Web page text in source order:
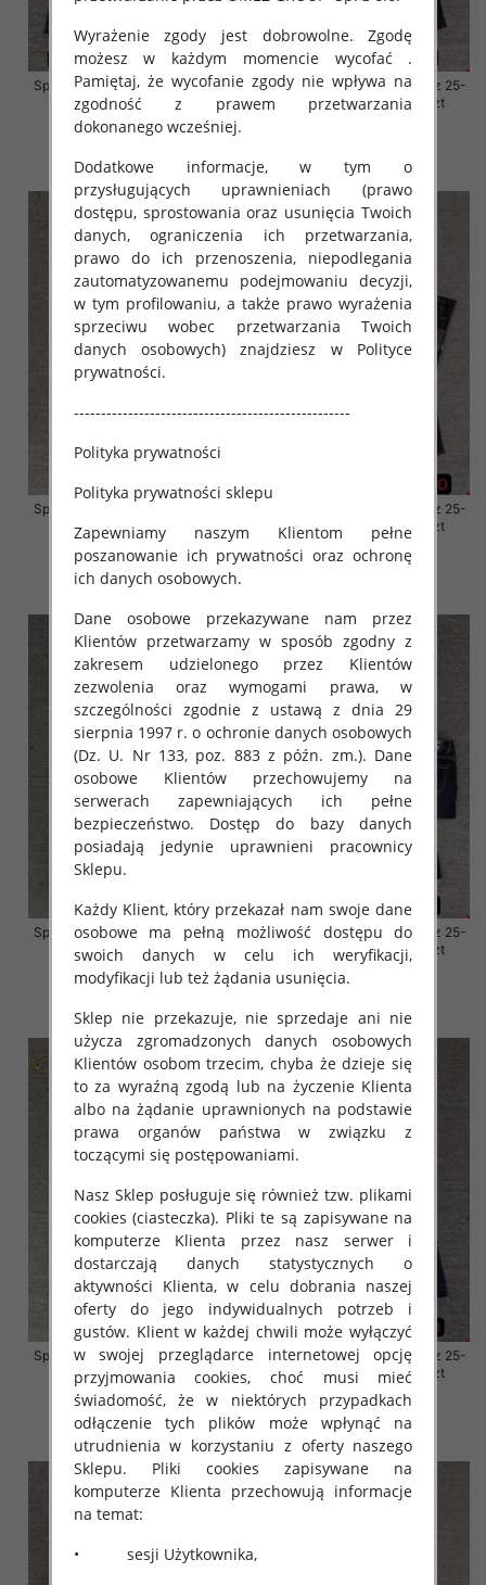
Spodnie damskie jeansy Roz 25-
30, 1 Kolor Paczka 10 szt
61.00 zł
szczegóły
Spodnie damskie jeansy Roz 25-
30, 1 Kolor Paczka 10 szt
szczegóły
Spodnie damskie jeansy Roz 25-
30, 1 Kolor Paczka 10 szt
61.00 zł
szczegóły
Spodnie damskie jeansy Roz 25-
30, 1 Kolor Paczka 10 szt
61.00 zł
Spodnie damskie jeansy Roz 25-
30, 1 Kolor Paczka 10 szt
57.00 zł
Spodnie damskie jeansy Roz 25-
30, 1 Kolor Paczka 10 szt
57.00 zł
Spodnie damskie jeansy Roz 25-
30, 1 Kolor Paczka 10 szt
57.00 zł
szczegóły
Spodnie damskie jeansy Roz 25-
30, 1 Kolor Paczka 10 szt
57.00 zł
szczegóły
Wyrażenie zgody jest dobrowolne. Zgodę
możesz w każdym momencie wycofać .
Pamiętaj, że wycofanie zgody nie wpływa na
zgodność z prawem przetwarzania
dokonanego wcześniej.
Dodatkowe informacje, w tym o
przysługujących uprawnieniach (prawo
dostępu, sprostowania oraz usunięcia Twoich
danych, ograniczenia ich przetwarzania,
prawo do ich przenoszenia, niepodlegania
zautomatyzowanemu podejmowaniu decyzji,
w tym profilowaniu, a także prawo wyrażenia
sprzeciwu wobec przetwarzania Twoich
danych osobowych) znajdziesz w Polityce
prywatności.
---------------------------------------------------
Polityka prywatności
Polityka prywatności sklepu
Zapewniamy naszym Klientom pełne
poszanowanie ich prywatności oraz ochronę
ich danych osobowych.
Dane osobowe przekazywane nam przez
Klientów przetwarzamy w sposób zgodny z
zakresem udzielonego przez Klientów
zezwolenia oraz wymogami prawa, w
szczególności zgodnie z ustawą z dnia 29
sierpnia 1997 r. o ochronie danych osobowych
(Dz. U. Nr 133, poz. 883 z późn. zm.). Dane
osobowe Klientów przechowujemy na
serwerach zapewniających ich pełne
bezpieczeństwo. Dostęp do bazy danych
posiadają jedynie uprawnieni pracownicy
Sklepu.
Każdy Klient, który przekazał nam swoje dane
osobowe ma pełną możliwość dostępu do
swoich danych w celu ich weryfikacji,
modyfikacji lub też żądania usunięcia.
Sklep nie przekazuje, nie sprzedaje ani nie
użycza zgromadzonych danych osobowych
Klientów osobom trzecim, chyba że dzieje się
to za wyraźną zgodą lub na życzenie Klienta
albo na żądanie uprawnionych na podstawie
prawa organów państwa w związku z
toczącymi się postępowaniami.
Nasz Sklep posługuje się również tzw. plikami
cookies (ciasteczka). Pliki te są zapisywane na
komputerze Klienta przez nasz serwer i
dostarczają danych statystycznych o
aktywności Klienta, w celu dobrania naszej
oferty do jego indywidualnych potrzeb i
gustów. Klient w każdej chwili może wyłączyć
w swojej przeglądarce internetowej opcję
przyjmowania cookies, choć musi mieć
świadomość, że w niektórych przypadkach
odłączenie tych plików może wpłynąć na
utrudnienia w korzystaniu z oferty naszego
Sklepu. Pliki cookies zapisywane na
komputerze Klienta przechowują informacje
na temat:
• sesji Użytkownika,